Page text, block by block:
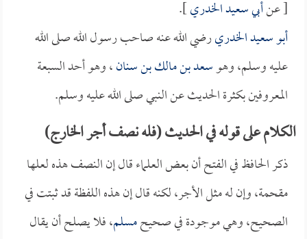
[ عنأبي سعيد الخدري].
أبو سعيد الخدريرضي الله عنه صاحب رسول الله صلى الله
عليه وسلم، وهوسعد بن مالك بن سنان، وهو أحد السبعة
المعروفين بكثرة الحديث عن النبي صلى الله عليه وسلم.
الكلام على قوله في الحديث (فله نصف أجر الخارج)
ذكر الحافظ في الفتح أن بعض العلماء قال إن النصف هذه لعلها
مقحمة، وإن له مثل الأجر، لكنه قال إن هذه اللفظة قد ثبتت في
الصحيح، وهي موجودة في صحيحمسلم، فلا يصلح أن يقال